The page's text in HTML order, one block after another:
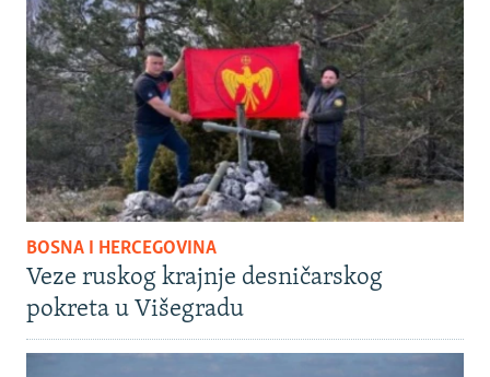
BOSNA I HERCEGOVINA
Veze ruskog krajnje desničarskog
pokreta u Višegradu